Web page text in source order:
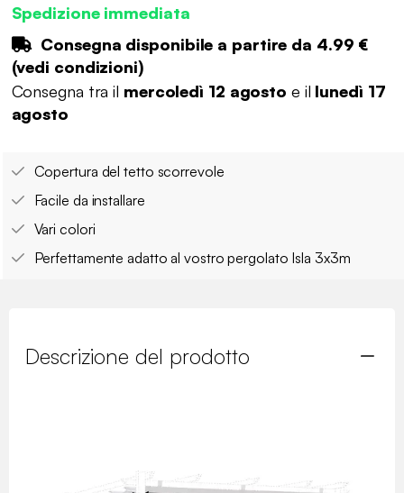
Spedizione immediata
Consegna disponibile a partire da 4.99 €
(vedi condizioni)
Consegna tra il mercoledì 12 agosto e il lunedì 17
agosto
Copertura del tetto scorrevole
Facile da installare
Vari colori
Perfettamente adatto al vostro pergolato Isla 3x3m
Descrizione del prodotto